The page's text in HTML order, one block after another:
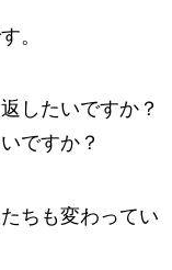
。
したいですか？
ですか？
ちも変わってい